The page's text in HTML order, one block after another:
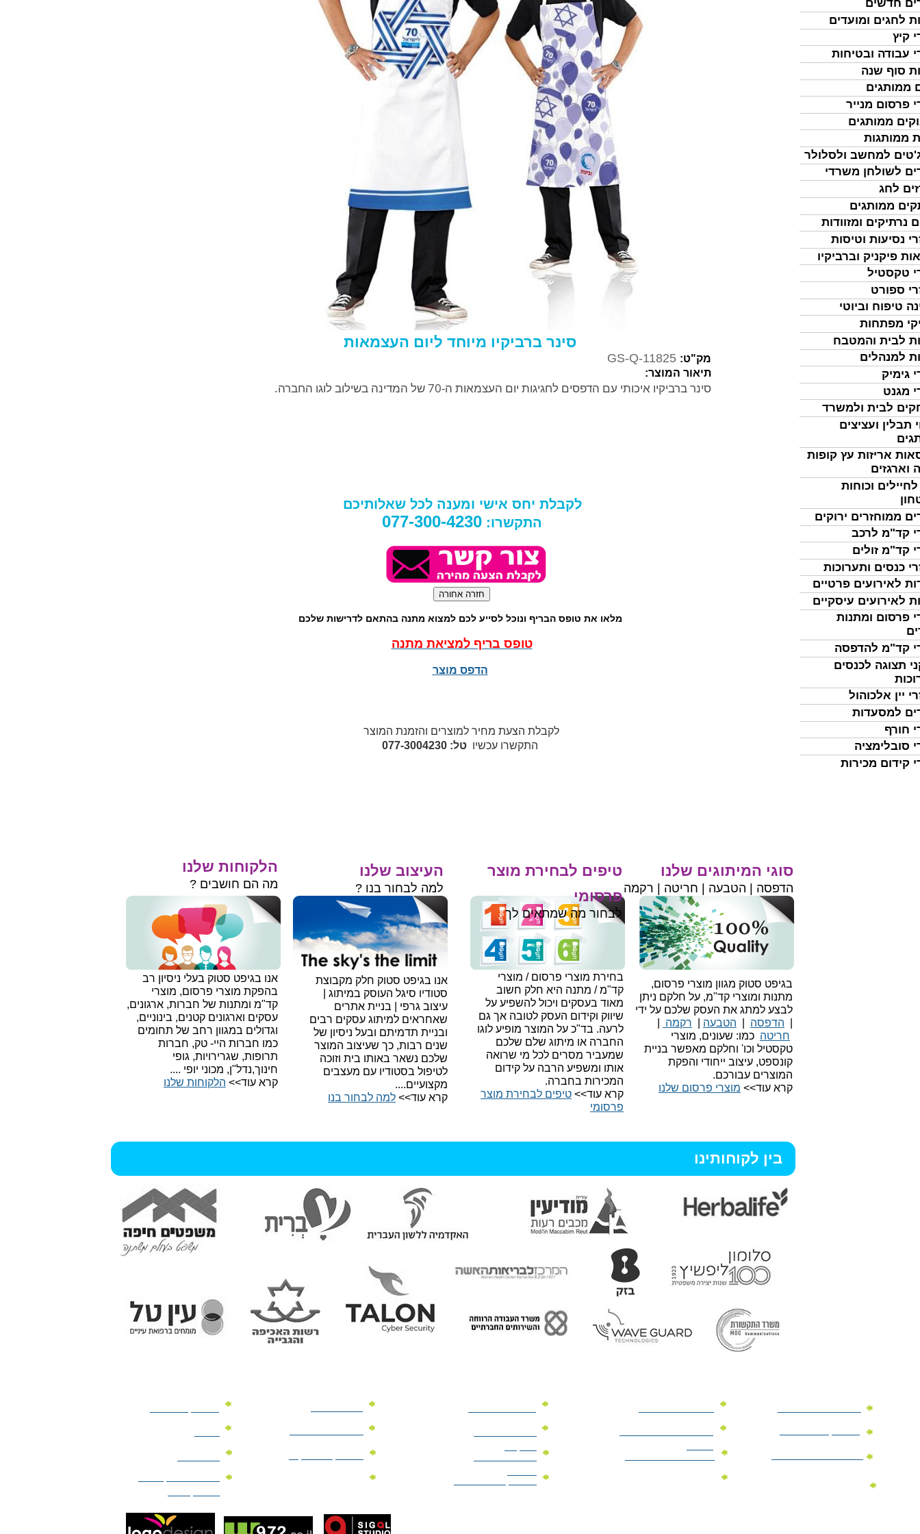
חדשים
לחגים ומועדים
קיץ
עבודה ובטיחות
סוף שנה
ממותגים
פרסום מנייר
ממותגים
ממותגות
למחשב ולסלולר
לשולחן משרדי
לחג
ממותגים
נרתיקים ומזוודות
נסיעות וטיסות
פיקניק וברביקיו
טקסטיל
ספורט
טיפוח וביוטי
מפתחות
לבית והמטבח
למנהלים
גימיק
מגנט
לבית ולמשרד
תבלין ועציצים
אריזות עץ קופות
וארגזים
לחיילים וכוחות
ממוחזרים ירוקים
קד"מ לרכב
קד"מ זולים
כנסים ותערוכות
לאירועים פרטיים
לאירועים עיסקיים
פרסום ומתנות
קד"מ להדפסה
תצוגה לכנסים
יין אלכוהול
למסעדות
חורף
סובלימציה
קידום מכירות
סינר ברביקיו מיוחד ליום העצמאות
מק"ט: GS-Q-11825
תיאור המוצר:
סינר ברביקיו איכותי עם הדפסים לחגיגות יום העצמאות ה-70 של המדינה בשילוב לוגו החברה.
לקבלת יחס אישי ומענה לכל שאלותיכם
התקשרו: 077-300-4230
מלאו את טופס הבריף ונוכל לסייע לכם למצוא מתנה בהתאם לדרישות שלכם
טופס בריף למציאת מתנה
הדפס מוצר
לקבלת הצעת מחיר למוצרים והזמנת המוצר
התקשרו עכשיו טל: 077-3004230
אנו בגיפט סטוק חלק מקבוצת
סטודיו סיגל העוסק במיתוג |
עיצוב גרפי | בניית אתרים
שאחראים למיתוג עסקים רבים
ובניית תדמיתם ובעל ניסיון של
שנים רבות, כך שעיצוב המוצר
שלכם נשאר באותו בית וזוכה
לטיפול בסטודיו עם מעצבים
מקצועיים....
קרא עוד>> למה לבחור בנו​
בגיפט סטוק מגוון מוצרי פרסום,
מתנות ומוצרי קד"מ, על חלקם ניתן
לבצע למתג את העסק שלכם על ידי
הדפסה הטבעה רקמה
חריטה כמו: שעונים, מוצרי
טקסטיל וכו' וחלקם מאפשר בניית
קונספט, עיצוב ייחודי והפקת
המוצרים עבורכם.
קרא עוד>> מוצרי פרסום שלנו
אנו בגיפט סטוק בעלי ניסיון רב
בהפקת מוצרי פרסום, מוצרי
קד"מ ומתנות של חברות, ארגונים,
עסקים וארגונים קטנים, בינוניים,
וגדולים במגוון רחב של תחומים
כמו חברות היי- טק, חברות
תרופות, שגרירויות, גופי
חינוך,נדל"ן, מכוני יופי ....
קרא עוד>> הלקוחות שלנו
בחירת מוצרי פרסום / מוצרי
קד"מ / מתנה היא חלק חשוב
מאוד בעסקים ויכול להשפיע על
שיווק וקידום העסק לטובה אך גם
לרעה. בד"כ על המוצר מופיע לוגו
החברה או מיתוג שלם שלכם
שמעביר מסרים לכל מי שרואה
אותו ומשפיע הרבה על קידום
המכירות בחברה.
קרא עוד>> טיפים לבחירת מוצר
פרסומי
טיפים לבחירת מוצר
פרסומי
לבחור מה שמתאים לך
העיצוב שלנו
למה לבחור בנו ?
סוגי המיתוגים שלנו
הדפסה | הטבעה | חריטה | רקמה
הלקוחות שלנו
מה הם חושבים ?
בין לקוחותינו